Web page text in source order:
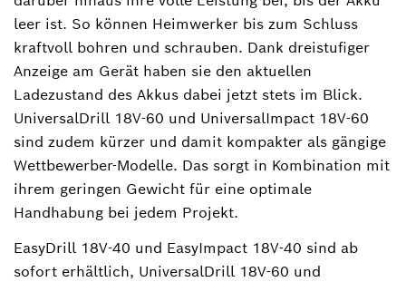
leer ist. So können Heimwerker bis zum Schluss
kraftvoll bohren und schrauben. Dank dreistufiger
Anzeige am Gerät haben sie den aktuellen
Ladezustand des Akkus dabei jetzt stets im Blick.
UniversalDrill 18V-60 und UniversalImpact 18V-60
sind zudem kürzer und damit kompakter als gängige
Wettbewerber-Modelle. Das sorgt in Kombination mit
ihrem geringen Gewicht für eine optimale
Handhabung bei jedem Projekt.
EasyDrill 18V-40 und EasyImpact 18V-40 sind ab
sofort erhältlich, UniversalDrill 18V-60 und